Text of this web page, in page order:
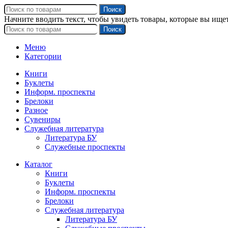
Поиск
Начните вводить текст, чтобы увидеть товары, которые вы
Поиск
Меню
Категории
Книги
Буклеты
Информ. проспекты
Брелоки
Разное
Сувениры
Служебная литература
Литература БУ
Служебные проспекты
Каталог
Книги
Буклеты
Информ. проспекты
Брелоки
Служебная литература
Литература БУ